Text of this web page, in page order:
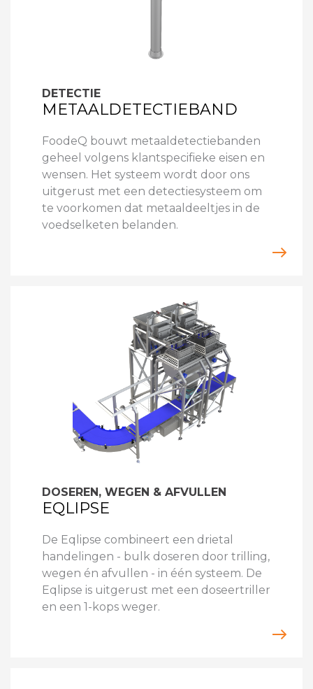
DETECTIE
METAALDETECTIEBAND
FoodeQ bouwt metaaldetectiebanden
geheel volgens klantspecifieke eisen en
wensen. Het systeem wordt door ons
uitgerust met een detectiesysteem om
te voorkomen dat metaaldeeltjes in de
voedselketen belanden.
DOSEREN, WEGEN & AFVULLEN
EQLIPSE
De Eqlipse combineert een drietal
handelingen - bulk doseren door trilling,
wegen én afvullen - in één systeem. De
Eqlipse is uitgerust met een doseertriller
en een 1-kops weger.